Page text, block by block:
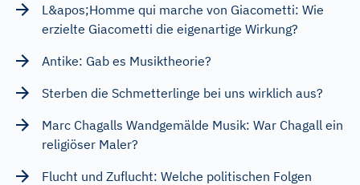
L&apos;Homme qui marche von Giacometti: Wie
erzielte Giacometti die eigenartige Wirkung?
Antike: Gab es Musiktheorie?
Sterben die Schmetterlinge bei uns wirklich aus?
Marc Chagalls Wandgemälde Musik: War Chagall ein
religiöser Maler?
Flucht und Zuflucht: Welche politischen Folgen